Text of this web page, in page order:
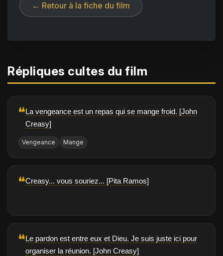
← Retour à la fiche du film
Répliques cultes du film
❝La vengeance est un repas qui se mange froid. [John
Creasy]
Vengeance Mange
❝Creasy... vous souriez... [Pita Ramos]
❝Le pardon est entre eux et Dieu. Je suis juste ici pour
organiser la réunion. [John Creasy]